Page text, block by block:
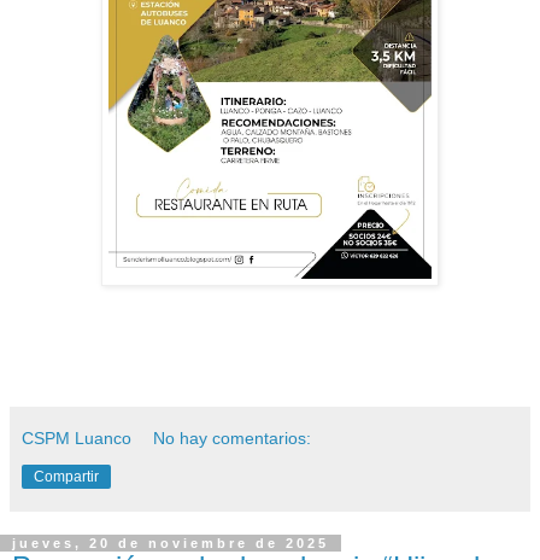
CSPM Luanco No hay comentarios:
Compartir
jueves, 20 de noviembre de 2025